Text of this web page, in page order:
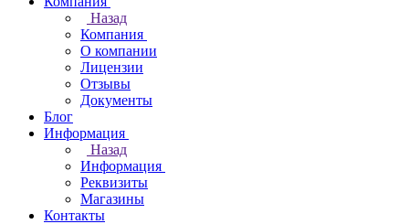
Назад
Компания
О компании
Лицензии
Отзывы
Документы
Блог
Информация
Назад
Информация
Реквизиты
Магазины
Контакты